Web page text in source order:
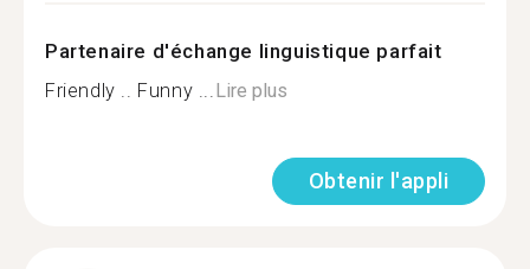
Partenaire d'échange linguistique parfait
Friendly .. Funny ...Lire plus
Obtenir l'appli